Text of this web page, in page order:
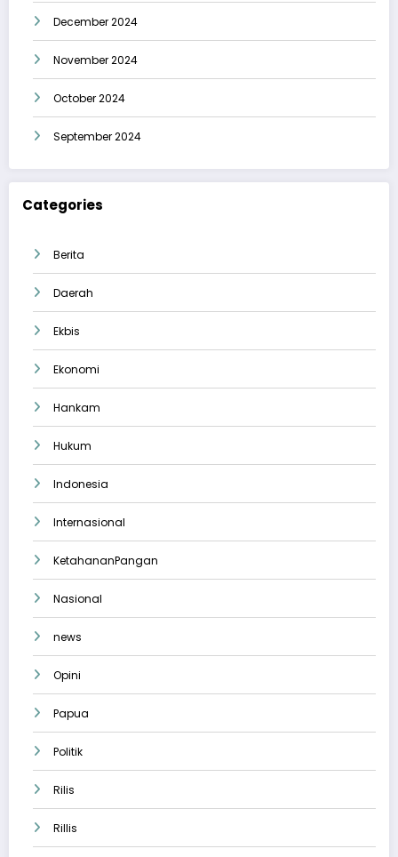
December 2024
November 2024
October 2024
September 2024
Categories
Berita
Daerah
Ekbis
Ekonomi
Hankam
Hukum
Indonesia
Internasional
KetahananPangan
Nasional
news
Opini
Papua
Politik
Rilis
Rillis